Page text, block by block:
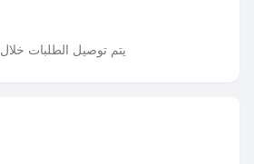
يتم توصيل الطلبات خلال 5 إلى 7 أيام عمل